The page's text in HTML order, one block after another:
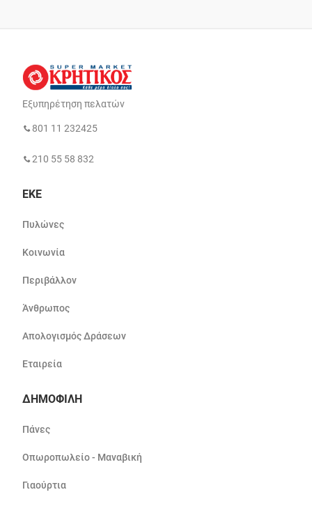
Εξυπηρέτηση πελατών
801 11 232425
210 55 58 832
ΕΚΕ
Πυλώνες
Κοινωνία
Περιβάλλον
Άνθρωπος
Απολογισμός Δράσεων
Εταιρεία
ΔΗΜΟΦΙΛΗ
Πάνες
Οπωροπωλείο - Μαναβική
Γιαούρτια